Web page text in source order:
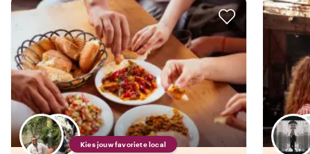
Kies jouw favoriete local